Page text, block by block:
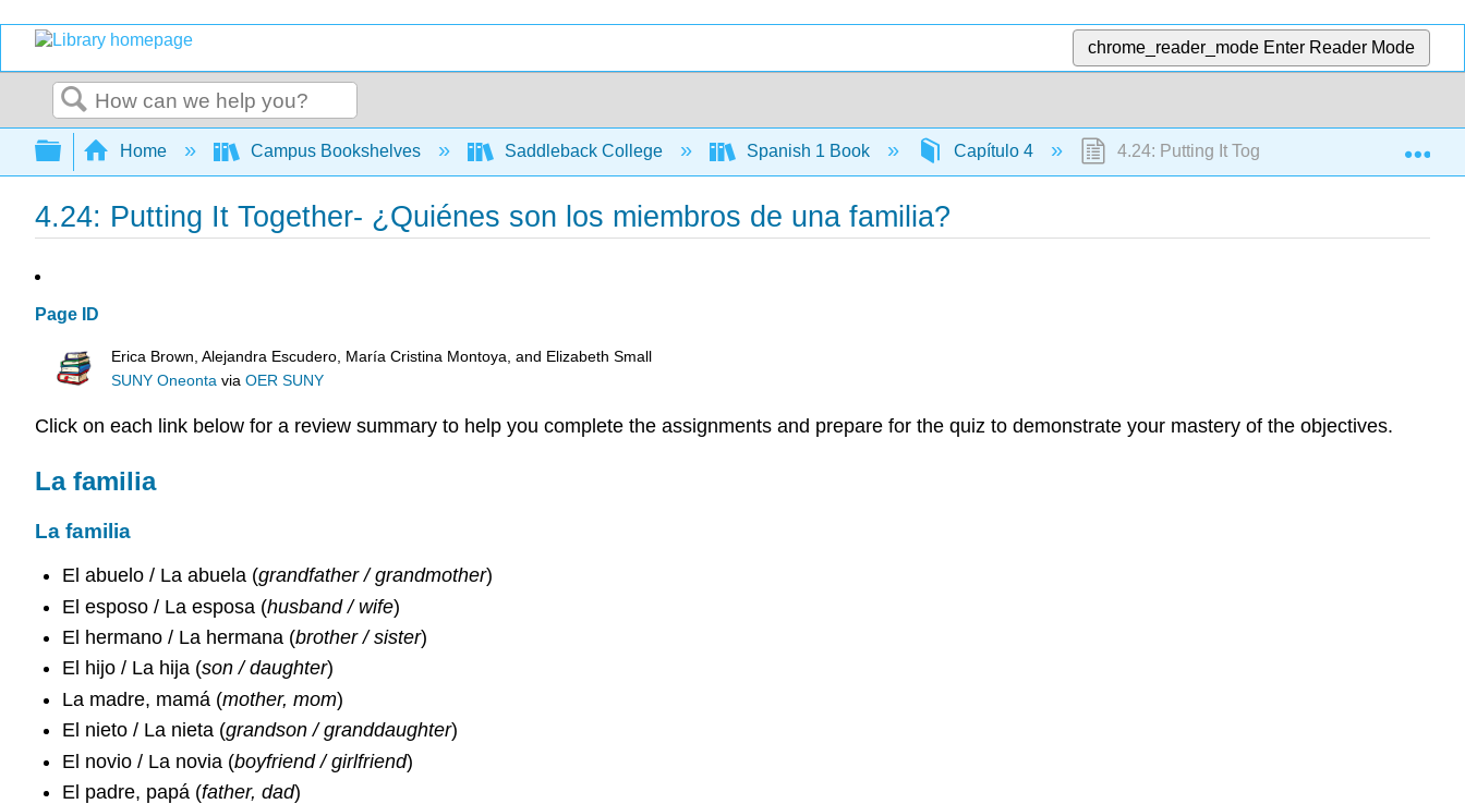
chrome_reader_mode Enter Reader Mode
Search
Expand/collapse global hierarchy
Home Campus Bookshelves Saddleback College Spanish 1 Book Capítulo 4 4.24: Putting It Together- ¿Quiénes son los
4.24: Putting It Together- ¿Quiénes son los miembros de una familia?
Page ID
Erica Brown, Alejandra Escudero, María Cristina Montoya, and Elizabeth Small
SUNY Oneonta viaOER SUNY
Click on each link below for a review summary to help you complete the assignments and prepare for the quiz to demonstrate your mastery of the objectives.
La familia
La familia
El abuelo / La abuela (grandfather / grandmother)
El esposo / La esposa (husband / wife)
El hermano / La hermana (brother / sister)
El hijo / La hija (son / daughter)
La madre, mamá (mother, mom)
El nieto / La nieta (grandson / granddaughter)
El novio / La novia (boyfriend / girlfriend)
El padre, papá (father, dad)